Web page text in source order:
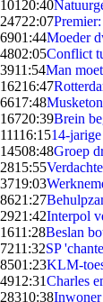
101 20:40
24722:07
6901:44Moeder
4802:05Conflict
3911:54Man
16216:47
6617:48
16720:39Brein
11116:1514-
14508:48Groep
2815:55
3719:03
8621:27
2921:42Interpol
1611:28Beslan
7211:32SP
8501:23KLM-
4912:31Charles
28310:38Inwoner